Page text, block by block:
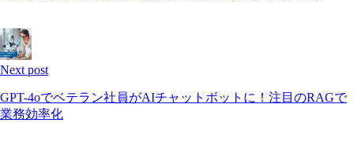
Next post
GPT-4oでベテラン社員がAIチャットボットに！注目のRAGで
業務効率化